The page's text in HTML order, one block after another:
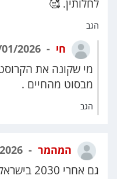
לחלותין. 🥰
הגב
חי
מבסוט מהחיים .
הגב
המהמר
גם אחרי 2030 בישראל ימכרו 100% בנזין